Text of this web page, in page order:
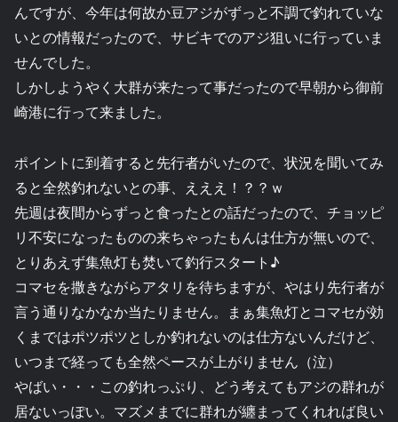
んですが、今年は何故か豆アジがずっと不調で釣れていな
いとの情報だったので、サビキでのアジ狙いに行っていま
せんでした。
しかしようやく大群が来たって事だったので早朝から御前
崎港に行って来ました。
ポイントに到着すると先行者がいたので、状況を聞いてみ
ると全然釣れないとの事、えええ！？？ｗ
先週は夜間からずっと食ったとの話だったので、チョッピ
リ不安になったものの来ちゃったもんは仕方が無いので、
とりあえず集魚灯も焚いて釣行スタート♪
コマセを撒きながらアタリを待ちますが、やはり先行者が
言う通りなかなか当たりません。まぁ集魚灯とコマセが効
くまではポツポツとしか釣れないのは仕方ないんだけど、
いつまで経っても全然ペースが上がりません（泣）
やばい・・・この釣れっぷり、どう考えてもアジの群れが
居ないっぽい。マズメまでに群れが纏まってくれれば良い